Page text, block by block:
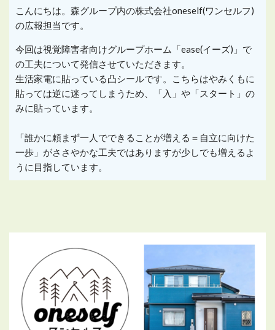
こんにちは。森グループ内の株式会社oneself(ワンセルフ)
の広報担当です。
今回は視覚障害者向けグループホーム「ease(イーズ) 」で
の工夫について発信させていただきます。
生活家電に貼っている凸シールです。こちらはやみくもに
貼っては逆に迷ってしまうため、「入」や「スタート」の
みに貼っています。
「誰かに頼まず一人でできることが増える＝自立に向けた
一歩」がささやかな工夫ではありますが少しでも増えるよ
うに目指しています。